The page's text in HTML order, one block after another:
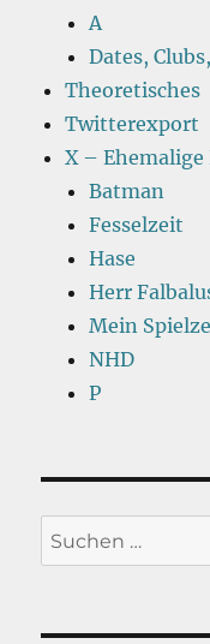
A
Dates,
Theoretisches
Twitterexport
X –
Batman
Fesselzeit
Hase
Herr
Mein
NHD
P
Suchen
nach: